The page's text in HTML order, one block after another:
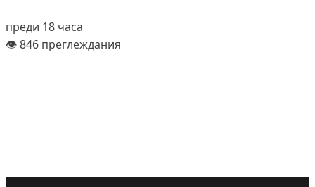
преди 18 часа
👁️ 846 преглеждания